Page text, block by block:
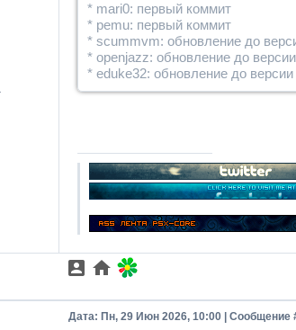
* mari0: первый коммит
* pemu: первый коммит
* scummvm: обновление до
* openjazz: обновление до
* eduke32: обновление до
Дата: Пн, 29 Июн 2026, 10:00 | Сообщение